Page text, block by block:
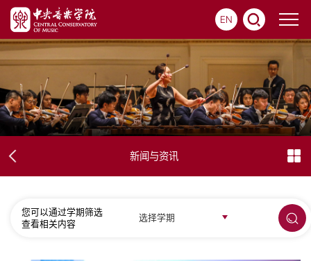
EN
新闻与资讯
您可以通过学期筛选
查看相关内容
选择学期